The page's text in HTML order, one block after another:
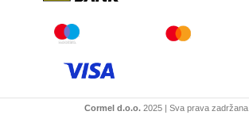
Cormel d.o.o.2025 | Sva prava zadržana.